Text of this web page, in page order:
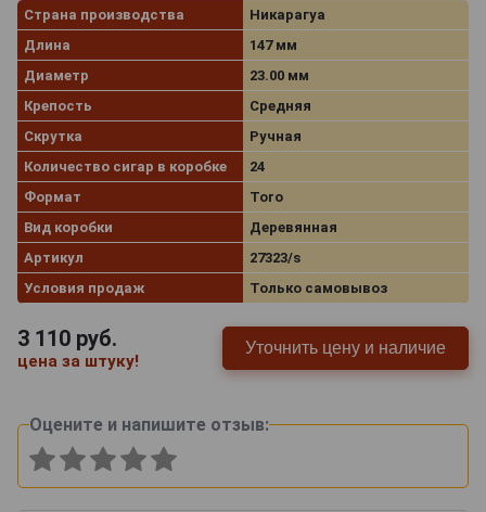
Страна производства
Никарагуа
Длина
147 мм
Диаметр
23.00 мм
Крепость
Средняя
Скрутка
Ручная
Количество сигар в коробке
24
Формат
Toro
Вид коробки
Деревянная
Артикул
27323/s
Условия продаж
Только самовывоз
3 110 руб.
цена за штуку!
Уточнить цену и наличие
Оцените и напишите отзыв: